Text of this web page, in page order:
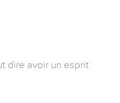
dire avoir un esprit